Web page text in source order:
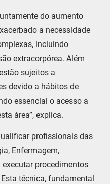
do aumento
a necessidade
incluindo
extracorpórea. Além
sujeitos a
devido a hábitos de
essencial o acesso a
área”, explica.
profissionais das
Enfermagem,
procedimentos
técnica, fundamental